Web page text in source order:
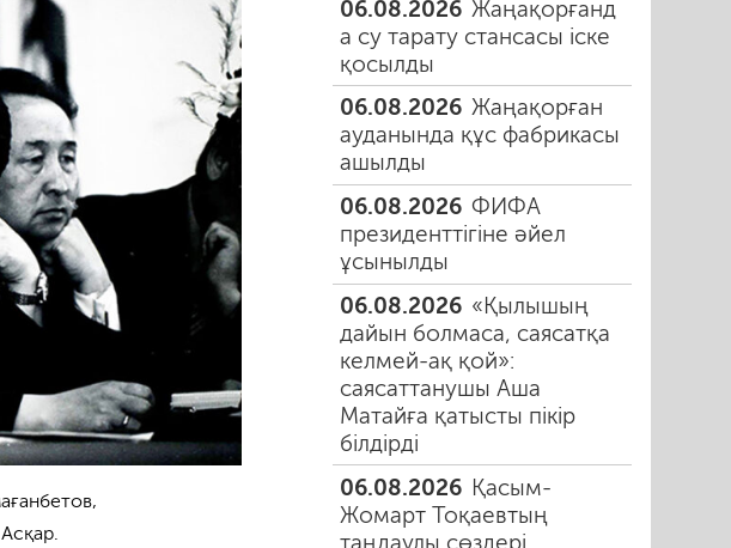
06.08.2026 Жаңақорғанд
а су тарату стансасы іске
қосылды
06.08.2026 Жаңақорған
ауданында құс фабрикасы
ашылды
06.08.2026 ФИФА
президенттігіне әйел
ұсынылды
06.08.2026 «Қылышың
дайын болмаса, саясатқа
келмей-ақ қой»:
саясаттанушы Аша
Матайға қатысты пікір
білдірді
06.08.2026 Қасым-
Жомарт Тоқаевтың
таңдаулы сөздері